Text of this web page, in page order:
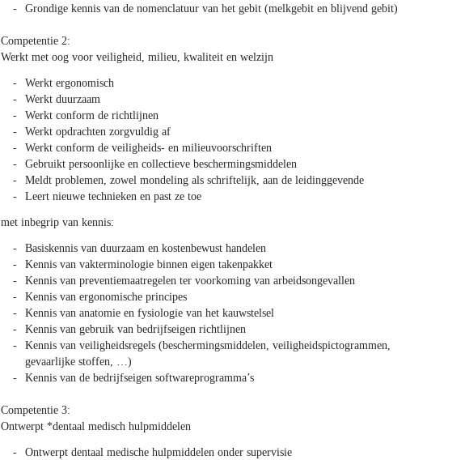
Grondige kennis van de nomenclatuur van het gebit (melkgebit en blijvend gebit)
Competentie 2:
Werkt met oog voor veiligheid, milieu, kwaliteit en welzijn
Werkt ergonomisch
Werkt duurzaam
Werkt conform de richtlijnen
Werkt opdrachten zorgvuldig af
Werkt conform de veiligheids- en milieuvoorschriften
Gebruikt persoonlijke en collectieve beschermingsmiddelen
Meldt problemen, zowel mondeling als schriftelijk, aan de leidinggevende
Leert nieuwe technieken en past ze toe
met inbegrip van kennis:
Basiskennis van duurzaam en kostenbewust handelen
Kennis van vakterminologie binnen eigen takenpakket
Kennis van preventiemaatregelen ter voorkoming van arbeidsongevallen
Kennis van ergonomische principes
Kennis van anatomie en fysiologie van het kauwstelsel
Kennis van gebruik van bedrijfseigen richtlijnen
Kennis van veiligheidsregels (beschermingsmiddelen, veiligheidspictogrammen,
gevaarlijke stoffen, …)
Kennis van de bedrijfseigen softwareprogramma’s
Competentie 3:
Ontwerpt *dentaal medisch hulpmiddelen
Ontwerpt dentaal medische hulpmiddelen onder supervisie